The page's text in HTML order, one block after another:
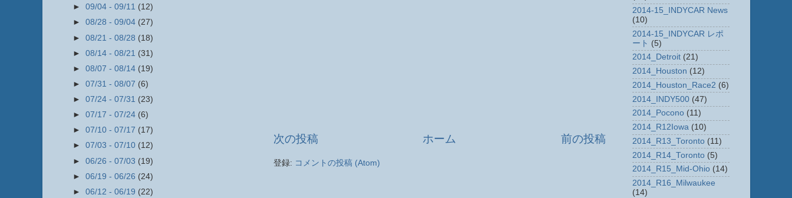
次の投稿 前の投稿
ホーム
登録: コメントの投稿 (Atom)
► 09/04 - 09/11 (12)
► 08/28 - 09/04 (27)
► 08/21 - 08/28 (18)
► 08/14 - 08/21 (31)
► 08/07 - 08/14 (19)
► 07/31 - 08/07 (6)
► 07/24 - 07/31 (23)
► 07/17 - 07/24 (6)
► 07/10 - 07/17 (17)
► 07/03 - 07/10 (12)
► 06/26 - 07/03 (19)
► 06/19 - 06/26 (24)
► 06/12 - 06/19 (22)
2014-15_INDYCAR News
(10)
2014-15_INDYCAR レポ
ート (5)
2014_Detroit (21)
2014_Houston (12)
2014_Houston_Race2 (6)
2014_INDY500 (47)
2014_Pocono (11)
2014_R12Iowa (10)
2014_R13_Toronto (11)
2014_R14_Toronto (5)
2014_R15_Mid-Ohio (14)
2014_R16_Milwaukee
(14)